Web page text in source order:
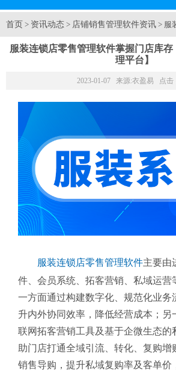
首页 > 资讯动态 > 店铺销售管理软件资讯 > 服
服装连锁店零售管理软件掌握门店库
理平台】
2023-01-07 来源:衣盈易 点击
服装连锁店零售管理软件主要由
件、会员系统、拓客营销、私域运营
一方面通过构建数字化、规范化业务
升内外协同效率，降低经营成本；另
联网拓客营销工具及基于企微生态的
助门店打通全域引流、转化、复购增
销售导购，提升私域复购率及客单价